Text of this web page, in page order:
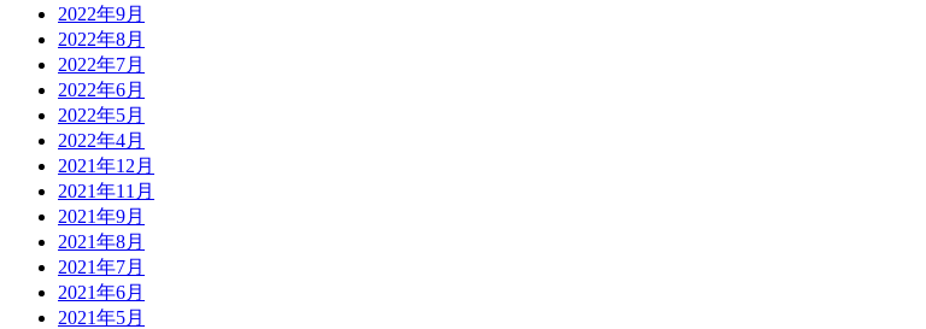
2022年9月
2022年8月
2022年7月
2022年6月
2022年5月
2022年4月
2021年12月
2021年11月
2021年9月
2021年8月
2021年7月
2021年6月
2021年5月